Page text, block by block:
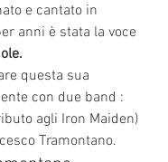
e cantato in
anni è stata la voce
questa sua
con due band :
agli Iron Maiden)
Tramontano.